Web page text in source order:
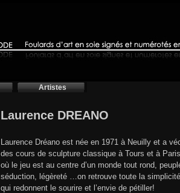
Artistes
Laurence DREANO
Laurence Dréano est née en 1971 à Neuilly et a
des cours de sculpture classique à Tours et à
où le jeu est au centre d’un monde tout rond,
séduction, légèreté …on retrouve toute la
qui redonnent le sourire et l’envie de pétiller!